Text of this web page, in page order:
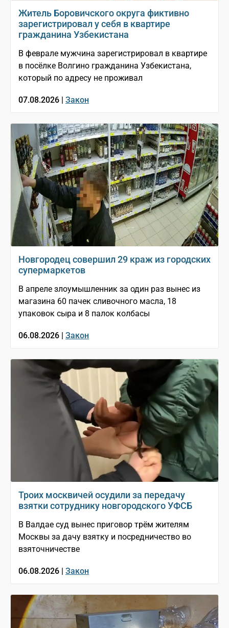
Житель Боровичского округа фиктивно
зарегистрировал у себя в квартире
гражданина Узбекистана
В феврале мужчина зарегистрировал в квартире
в посёлке Волгино гражданина Узбекистана,
который по адресу не проживал
07.08.2026 | Закон
Новгородец совершил 29 краж из городских
супермаркетов
В апреле злоумышленник за один раз вынес из
магазина 60 пачек сливочного масла, 18
упаковок сыра и 8 палок колбасы
06.08.2026 | Закон
Троих москвичей осудили за передачу
взятки сотруднику новгородского УФСБ
В Валдае суд вынес приговор трём жителям
Москвы за дачу взятку и посредничество во
взяточничестве
06.08.2026 | Закон